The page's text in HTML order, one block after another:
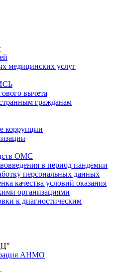
медицинских услуг
вычета
гражданам
коррупции
ОМС
в период пандемии
персональных данных
качества условий оказания
организациями
к диагностическим
АНМО